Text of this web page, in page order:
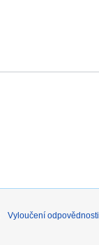
Vyloučení odpovědnosti